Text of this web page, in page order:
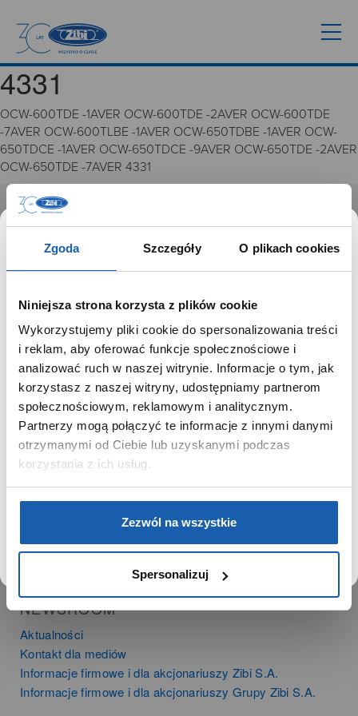
Zgoda Szczegóły O plikach cookies
Niniejsza strona korzysta z plików cookie
Wykorzystujemy pliki cookie do spersonalizowania treści
i reklam, aby oferować funkcje społecznościowe i
analizować ruch w naszej witrynie. Informacje o tym, jak
korzystasz z naszej witryny, udostępniamy partnerom
społecznościowym, reklamowym i analitycznym.
Partnerzy mogą połączyć te informacje z innymi danymi
otrzymanymi od Ciebie lub uzyskanymi podczas
korzystania z ich usług.
Zezwól na wszystkie
Spersonalizuj
4331
OCW-600TDE -1AVER OCW-600TDE -2AVER OCW-600TDE
-7AVER OCW-600TLBE -1AVER OCW-650TDBE -1AVER OCW-
650TDCE -1AVER OCW-650TDCE -9AVER OCW-650TDE -2AVER
OCW-650TDE -7AVER 4331
GRUPA ZIBI
Historia
Misja, wizja i wartości Grupy Zibi
Kariera
Zgoda na ciasteczka
PRODUKTY
Zegarki
Instrumenty muzyczne
Kalkulatory
SIECI SPRZEDAŻY
Salony muzyczne Riff
NEWSROOM
Aktualności
Kontakt dla mediów
Informacje firmowe i dla akcjonariuszy Zibi S.A.
Informacje firmowe i dla akcjonariuszy Grupy Zibi S.A.
SZANOWNY UŻYTKOWNIKU,
SZANOWNA UŻYTKOWNICZKO
Używamy plików cookie w celach analitycznych,
statystycznych i marketingowych, w tym aby analizować
ruch w tej witrynie, optymalizować jej działanie oraz
zapamiętywać Twoje preferencje.